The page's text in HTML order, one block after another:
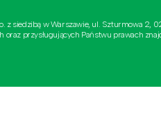
z siedzibą w Warszawie, ul. Szturmowa 2,
przysługujących Państwu prawach